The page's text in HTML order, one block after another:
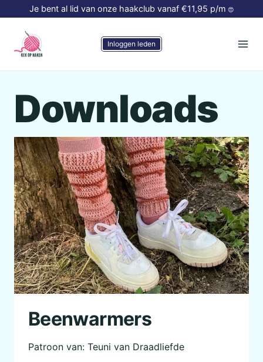
Doorgaan
naar
inhoud
Je bent al lid van onze haakclub vanaf €11,95 p/m 😍
Inloggen leden
Downloads
Beenwarmers
Patroon van: Teuni van Draadliefde